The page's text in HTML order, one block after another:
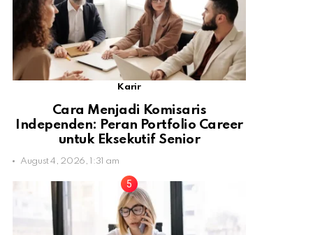
Karir
Cara Menjadi Komisaris
Independen: Peran Portfolio Career
untuk Eksekutif Senior
August 4, 2026, 1:31 am